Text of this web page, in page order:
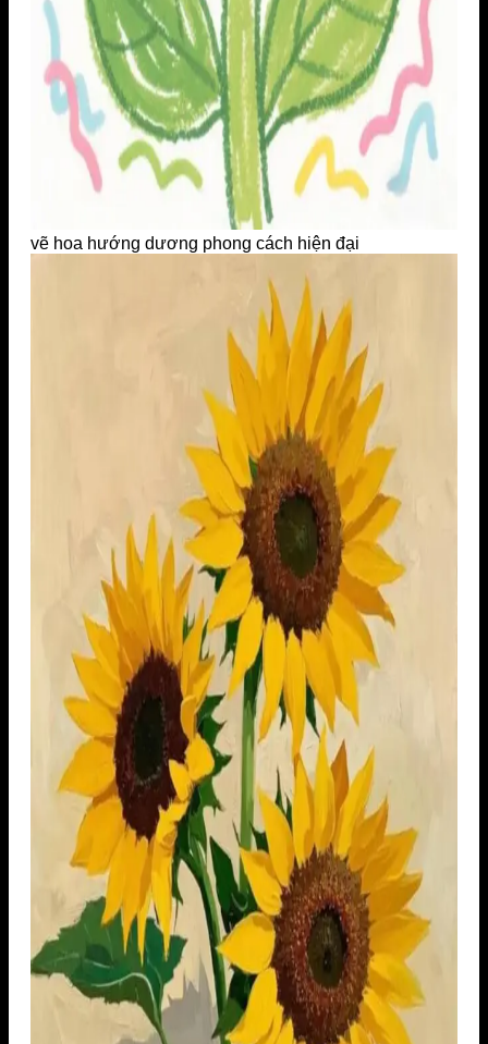
vẽ hoa hướng dương phong cách hiện đại